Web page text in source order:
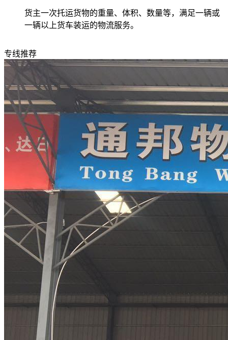
货主一次托运货物的重量、体积、数量等，满足一辆或
一辆以上货车装运的物流服务。
专线推荐